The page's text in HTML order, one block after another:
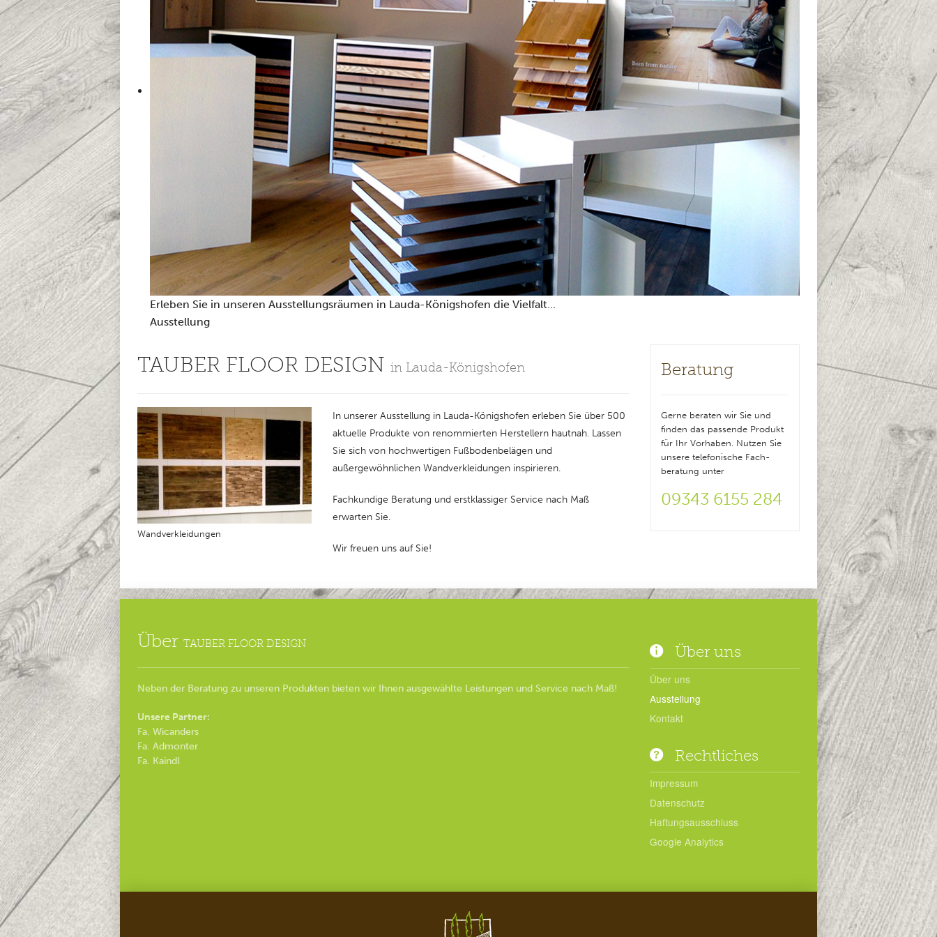
Erleben Sie in unseren Ausstellungsräumen in Lauda-Königshofen die Vielfalt...
Ausstellung
TAUBER FLOOR DESIGN in Lauda-Königshofen
Wandverkleidungen
In unserer Ausstellung in Lauda-Königshofen erleben Sie über 500
aktuelle Produkte von renommierten Herstellern hautnah. Lassen
Sie sich von hochwertigen Fußbodenbelägen und
außergewöhnlichen Wandverkleidungen inspirieren.
Fachkundige Beratung und erstklassiger Service nach Maß
erwarten Sie.
Wir freuen uns auf Sie!
Beratung
Gerne beraten wir Sie und
finden das passende Produkt
für Ihr Vorhaben. Nutzen Sie
unsere telefonische Fach-
beratung unter
09343 6155 284
Über TAUBER FLOOR DESIGN
Neben der Beratung zu unseren Produkten bieten wir Ihnen ausgewählte Leistungen und Service nach Maß!
Unsere Partner:
Fa. Wicanders
Fa. Admonter
Fa. Kaindl
Über uns
Über uns
Ausstellung
Kontakt
Rechtliches
Impressum
Datenschutz
Haftungsausschluss
Google Analytics